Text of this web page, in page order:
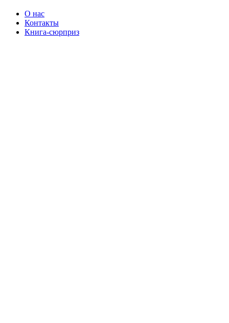
О нас
Контакты
Книга-сюрприз